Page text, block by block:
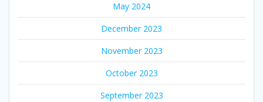
May 2024
December 2023
November 2023
October 2023
September 2023